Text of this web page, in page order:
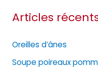
é
o
r
Articles
Oreilles d’ânes
Soupe poireaux